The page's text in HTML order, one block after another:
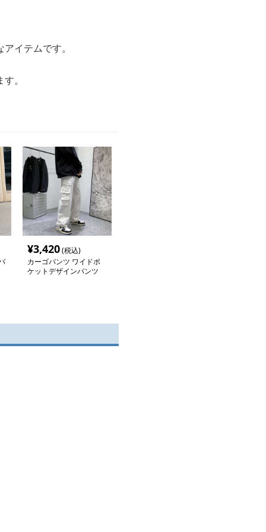
イテムです。
。
¥3,420(税込)
カーゴパンツ ワイドポ
ケットデザインパンツ